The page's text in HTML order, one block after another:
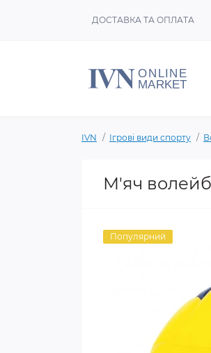
ДОСТАВКА ТА ОПЛАТА
IVN Ігрові види спорту
М'яч
Популярний